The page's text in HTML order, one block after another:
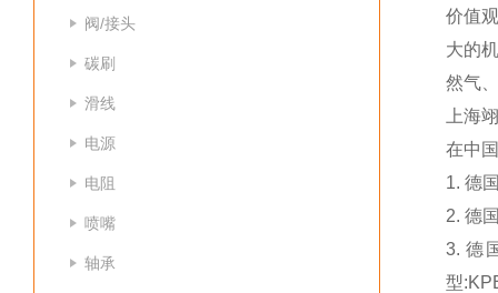
阀/接头
碳刷
滑线
电源
电阻
喷嘴
轴承
价值
大的
然气
上海
在中
1. 德
2. 德
3. 德
型